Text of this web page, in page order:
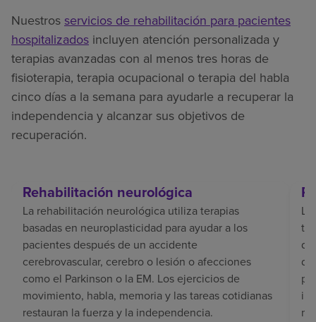
Nuestrosservicios de rehabilitación para pacientes
hospitalizados incluyen atención personalizada y
terapias avanzadas con al menos tres horas de
fisioterapia, terapia ocupacional o terapia del habla
cinco días a la semana para ayudarle a recuperar la
independencia y alcanzar sus objetivos de
recuperación.
Rehabilitación neurológica
La rehabilitación neurológica utiliza terapias
basadas en neuroplasticidad para ayudar a los
pacientes después de un accidente
cerebrovascular, cerebro o lesión o afecciones
como el Parkinson o la EM. Los ejercicios de
movimiento, habla, memoria y las tareas cotidianas
restauran la fuerza y la independencia.